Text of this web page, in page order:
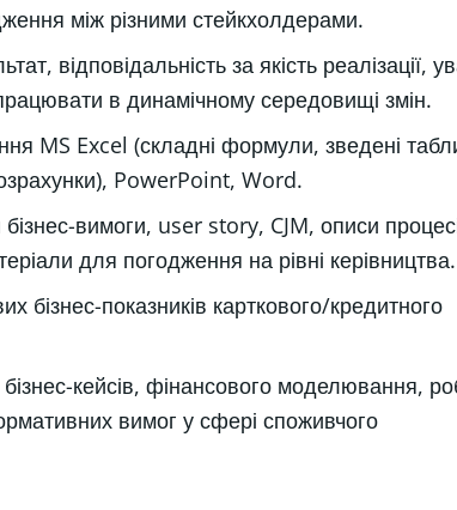
між різними стейкхолдерами.
відповідальність за якість реалізації,
в динамічному середовищі змін.
MS Excel (складні формули, зведені
PowerPoint, Word.
вимоги, user story, CJM, описи
для погодження на рівні керівництва.
бізнес-показників карткового/кредитного
кейсів, фінансового моделювання,
вимог у сфері споживчого